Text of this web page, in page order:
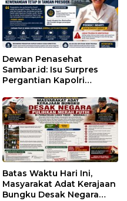
Dewan Penasehat
Sambar.id: Isu Surpres
Pergantian Kapolri
Kewenangan Mutlak di
Tangan Presiden
Batas Waktu Hari Ini,
Masyarakat Adat Kerajaan
Bungku Desak Negara